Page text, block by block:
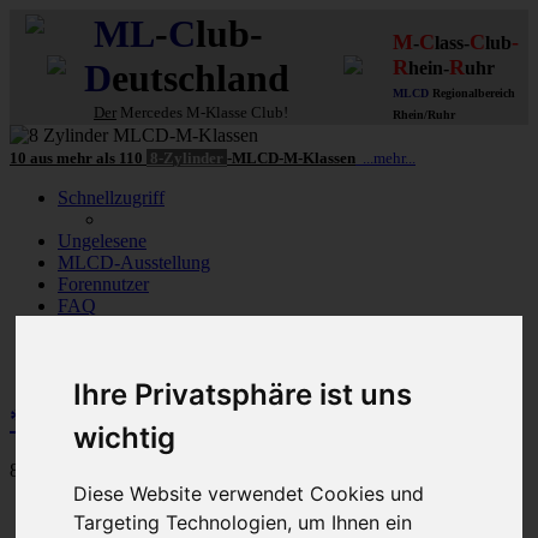
Ihre Privatsphäre ist uns
wichtig
Diese Website verwendet Cookies und
Targeting Technologien, um Ihnen ein
ML-Club-
Deutschland
Der Mercedes M-Klasse Club!
M-Class-Club-
Rhein-Ruhr
MLCD Regionalbereich
Rhein/Ruhr
10 aus mehr als 110 8-Zylinder -MLCD-M-Klassen ...mehr...
Schnellzugriff
Ungelesene
MLCD-Ausstellung
Forennutzer
FAQ
*Vergleiche W163 / W164 / W166
85 Beiträge
Vorherige